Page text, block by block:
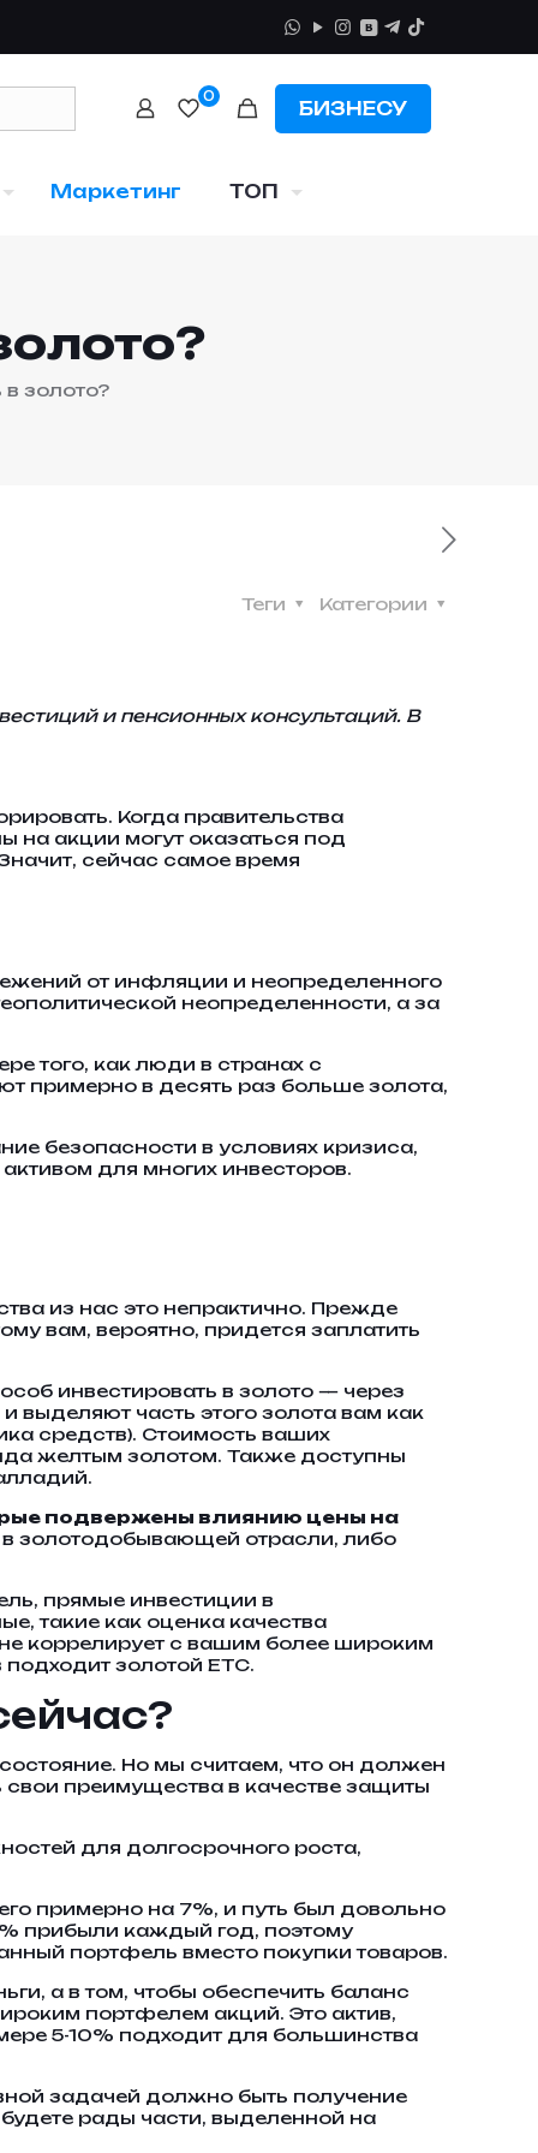
0
БИЗНЕСУ
Маркетинг ТОП
в золото?
Категории
Теги
и пенсионных консультаций. В
Когда правительства
на акции могут оказаться под
сейчас самое время
от инфляции и неопределенного
неопределенности, а за
того, как люди в странах с
примерно в десять раз больше золота,
безопасности в условиях кризиса,
для многих инвесторов.
из нас это непрактично. Прежде
вам, вероятно, придется заплатить
инвестировать в золото — через
часть этого золота вам как
средств). Стоимость ваших
желтым золотом. Также доступны
подвержены влиянию цены на
в золотодобывающей отрасли, либо
прямые инвестиции в
такие как оценка качества
коррелирует с вашим более широким
золотой ETC.
Но мы считаем, что он должен
преимущества в качестве защиты
для долгосрочного роста,
примерно на 7%, и путь был довольно
прибыли каждый год, поэтому
портфель вместо покупки товаров.
а в том, чтобы обеспечить баланс
портфелем акций. Это актив,
5-10% подходит для большинства
задачей должно быть получение
рады части, выделенной на